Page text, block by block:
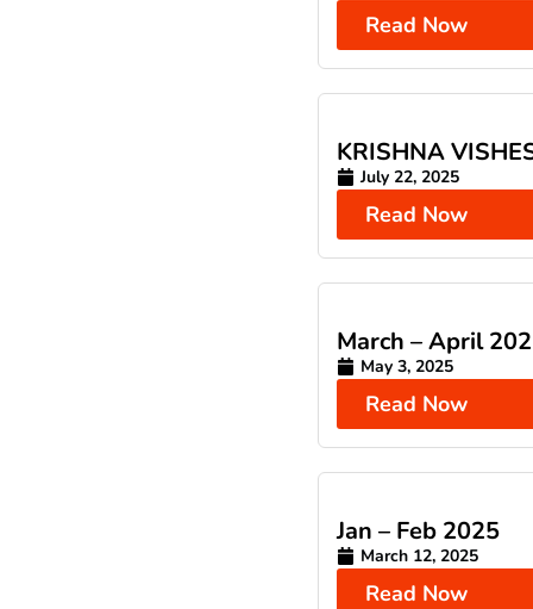
Read Now
KRISHNA
July 22, 2025
Read Now
March – April
May 3, 2025
Read Now
Jan – Feb 2025
March 12, 2025
Read Now